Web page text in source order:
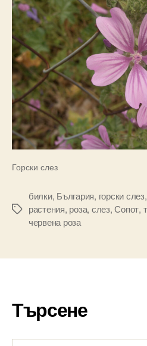
Горски слез
Tags
билки, България, горски слез,
растения, роза, слез,Сопот,
червена роза
Търсене